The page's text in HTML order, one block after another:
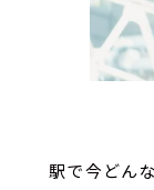
駅で今どん